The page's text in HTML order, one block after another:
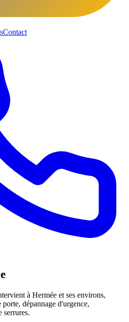
Contact
à Hermée et ses environs,
dépannage d'urgence,
serrures.